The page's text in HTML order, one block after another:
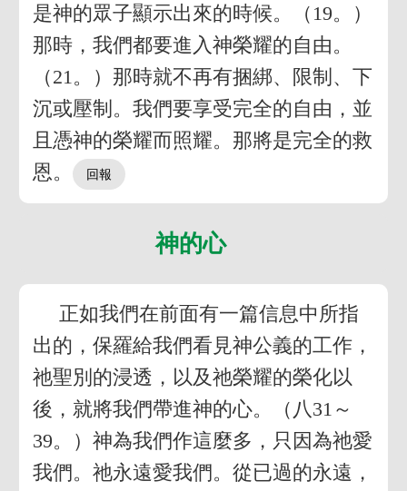
是神的眾子顯示出來的時候。（19。）
那時，我們都要進入神榮耀的自由。
（21。）那時就不再有捆綁、限制、下
沉或壓制。我們要享受完全的自由，並
且憑神的榮耀而照耀。那將是完全的救
恩。
神的心
正如我們在前面有一篇信息中所指
出的，保羅給我們看見神公義的工作，
祂聖別的浸透，以及祂榮耀的榮化以
後，就將我們帶進神的心。（八31～
39。）神為我們作這麼多，只因為祂愛
我們。祂永遠愛我們。從已過的永遠，